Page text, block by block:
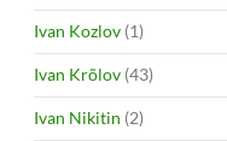
Ivan Kozlov (1)
Ivan Krõlov (43)
Ivan Nikitin (2)